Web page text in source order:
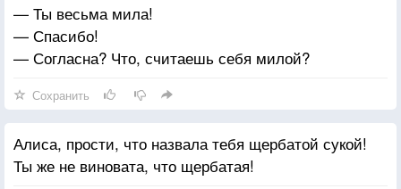
— Ты весьма мила!
— Спасибо!
— Согласна? Что, считаешь себя милой?
Сохранить
Алиса, прости, что назвала тебя щербатой сукой!
Ты же не виновата, что щербатая!